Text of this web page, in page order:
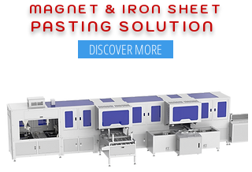
MAGNET & IRON SHEET
PASTING SOLUTION
DISCOVER MORE